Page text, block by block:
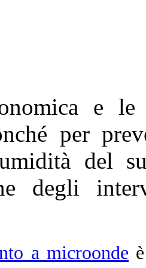
e
per
del
degli
a microonde